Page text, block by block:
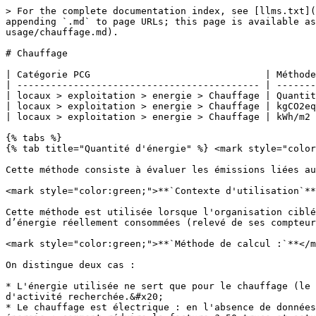
> For the complete documentation index, see [llms.txt](https://www.plancarbonegeneral.com/llms.txt). Markdown versions of documentation pages are available by appending `.md` to page URLs; this page is available as [Markdown](https://www.plancarbonegeneral.com/perimetre-collaborateurs/locaux/exploitation/energie/par-usage/chauffage.md).

# Chauffage

| Catégorie PCG                               | Méthode                             | Incertitude                                          |
| ------------------------------------------- | ----------------------------------- | ---------------------------------------------------- |
| locaux > exploitation > energie > Chauffage | Quantité d'énergie (kWh ou L ou m3) | <mark style="background-color:green;">low</mark>     |
| locaux > exploitation > energie > Chauffage | kgCO2eq/m2 - DPE                    | <mark style="background-color:orange;">medium</mark> |
| locaux > exploitation > energie > Chauffage | kWh/m2 - standard                   | <mark style="background-color:red;">high</mark>      |

{% tabs %}
{% tab title="Quantité d'énergie" %} <mark style="color:green;">**`Description`**</mark>

Cette méthode consiste à évaluer les émissions liées au chauffage à partir des quantités d'énergie consommées.

<mark style="color:green;">**`Contexte d'utilisation`**</mark>

Cette méthode est utilisée lorsque l'organisation ciblée a accès à l'ensemble de ses factures d'énergie pour le site considéré et/ou qu’elle connait les quantités d’énergie réellement consommées (relevé de ses compteurs d’électricité, de gaz, etc.).

<mark style="color:green;">**`Méthode de calcul :`**</mark>

On distingue deux cas :

* L'énergie utilisée ne sert que pour le chauffage (le chauffage n'est pas électrique), dans ce cas les factures ou consommations donneront directement la donnée d'activité recherchée.&#x20;
* Le chauffage est électrique : en l'absence de données plus précises on attribue alors par convention 66% de la consommation électrique au chauffage (source: [Eau et énergie : comment réduire la facture ? 50 trucs et astuces - ADEME](https://librairie.ademe.fr/cadic/6804/guide-eau-energie-economies-50-trucs-astuces.pdf)). Le reste de la consommation électrique est ensuite attribuée aux autres usages (éclairage, équipements, etc).

On applique ensuite le facteur d'émission correspondant à l'énergie utilisée, ainsi qu'à l'unité renseignée. Si ce facteur d'émission est disponible **par usage** (pour l'électricité par exemple), on veillera à choisir l'usage adapté, ici le chauffage.

{% hint style="info" %}
Pour le réseau de chaleur, le facteur d'émission est très variable en fonction du réseau utilisé :

* Si le fournisseur communique directement son facteur d'émission, ou si celui-ci est présent sur la Base Empreinte® ou peut être déduit de l'arrêté du 16 mars 2023 modifiant l'arrêté du 15 septembre 2006 relatif au diagnostic de performance énergétique pour les bâtiments ou parties de bâtiment autres que d'habitation existants proposés à la vente en France métropolitaine, on utilise ce facteur d'émission
* Sinon, on utilise le facteur d'émission du réseau de chaleur le plus proche géographiquement du site considéré, que l'on détermine grâce à [la cartographie des réseaux de chaleur et de froid](https://viaseva.org/comment-se-raccorder/)
  {% endhint %}

<mark style="color:green;">**`Sources des Facteurs d'Emissions`**</mark>

Base Empreinte® de l'ADEME
{%